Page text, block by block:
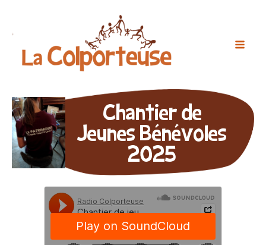
Chantier de
Jeunes Bénévoles
2025